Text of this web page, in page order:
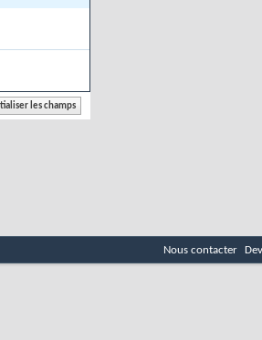
Nous contacter